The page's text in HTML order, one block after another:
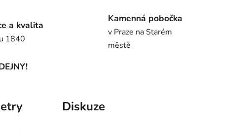
a kvalita
1840
Kamenná pobočka
v Praze na Starém
městě
Diskuze